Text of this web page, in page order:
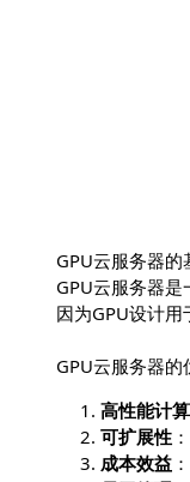
GPU云服务
因为GPU
GPU云服务
高性